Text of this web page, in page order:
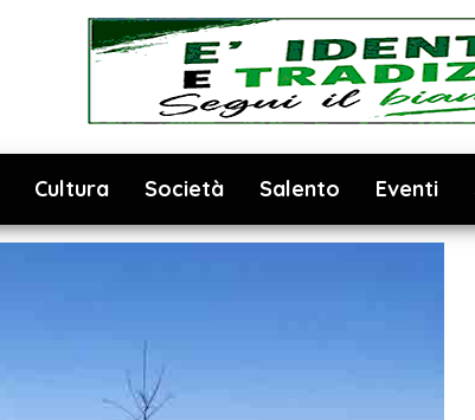
Cultura Società Salento Eventi